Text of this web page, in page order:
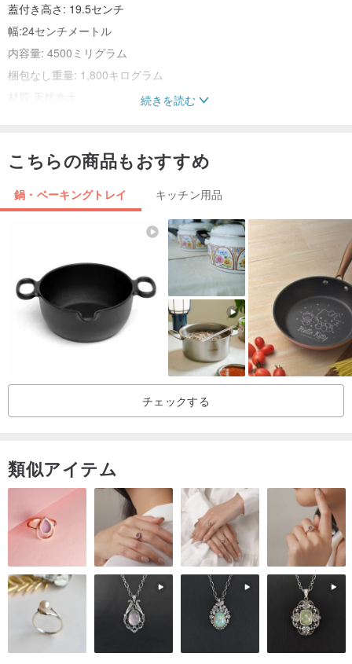
蓋付き高さ: 19.5センチ
幅:24センチメートル
内容量: 4500ミリグラム
梱包なし重量: 1,800キログラム
使用および心配
固体および液体の皿を調理するため
オーブンおよび電子レンジ、適したforcountertopまたは直接熱の調
理のために適した（火は鍋に触れてはなりません）
柔らかいスポンジが付いている手洗浄
出荷状態保証
注文処理1-3日
あなたの順序は保証されます（あなたの順序が渡されなければ、順
序の全費用を払い戻されます）
続きを読む
こちらの商品もおすすめ
鍋・ベーキングトレイ キッチン用品
チェックする
類似アイテム